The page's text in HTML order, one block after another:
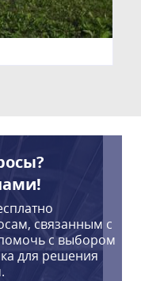
связанным с
с выбором
для решения